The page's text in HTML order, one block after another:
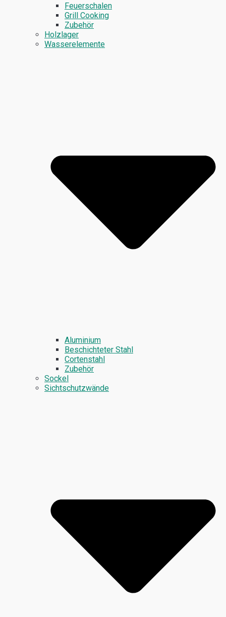
Feuerschalen
Grill Cooking
Zubehör
Holzlager
Wasserelemente
Aluminium
Beschichteter Stahl
Cortenstahl
Zubehör
Sockel
Sichtschutzwände